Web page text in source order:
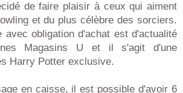
de faire plaisir à ceux qui aiment
et du plus célèbre des sorciers.
avec obligation d'achat est d'actualité
Magasins U et il s'agit d'une
Harry Potter exclusive.
en caisse, il est possible d'avoir 6